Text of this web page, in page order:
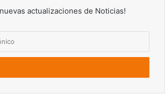
actualizaciones de Noticias!